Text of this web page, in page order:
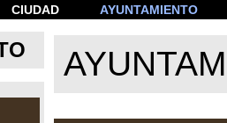
CIUDAD AYUNTAMIENTO